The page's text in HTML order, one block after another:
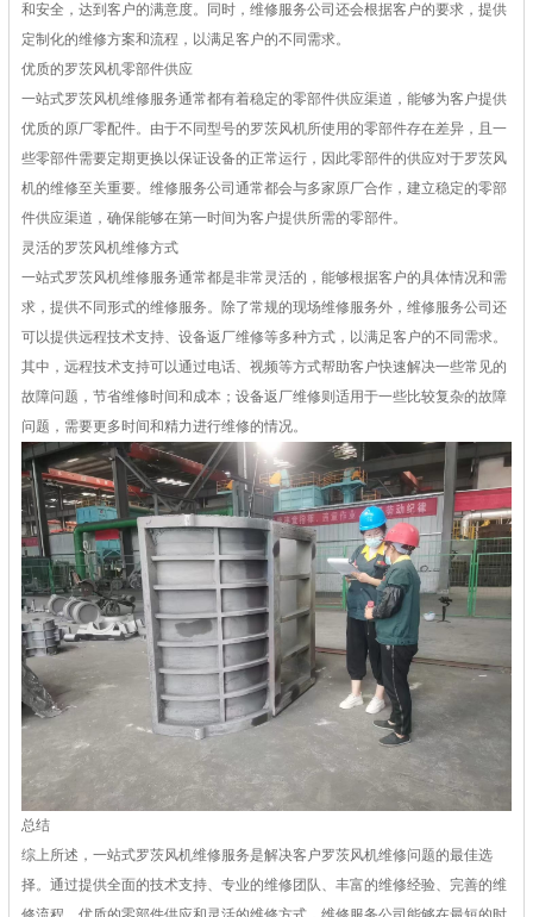
和安全，达到客户的满意度。同时，维修服务公司还会根据客户的要求，提供
定制化的维修方案和流程，以满足客户的不同需求。
优质的罗茨风机零部件供应
一站式罗茨风机维修服务通常都有着稳定的零部件供应渠道，能够为客户提供
优质的原厂零配件。由于不同型号的罗茨风机所使用的零部件存在差异，且一
些零部件需要定期更换以保证设备的正常运行，因此零部件的供应对于罗茨风
机的维修至关重要。维修服务公司通常都会与多家原厂合作，建立稳定的零部
件供应渠道，确保能够在第一时间为客户提供所需的零部件。
灵活的罗茨风机维修方式
一站式罗茨风机维修服务通常都是非常灵活的，能够根据客户的具体情况和需
求，提供不同形式的维修服务。除了常规的现场维修服务外，维修服务公司还
可以提供远程技术支持、设备返厂维修等多种方式，以满足客户的不同需求。
其中，远程技术支持可以通过电话、视频等方式帮助客户快速解决一些常见的
故障问题，节省维修时间和成本；设备返厂维修则适用于一些比较复杂的故障
问题，需要更多时间和精力进行维修的情况。
总结
综上所述，一站式罗茨风机维修服务是解决客户罗茨风机维修问题的最佳选
择。通过提供全面的技术支持、专业的维修团队、丰富的维修经验、完善的维